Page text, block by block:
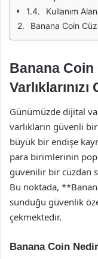
Kullanım
Banana Coin
Banana Coin
Günümüzde dijital
varlıkların güvenli
büyük bir endişe
para birimlerinin
güvenilir bir cüzdan
Bu noktada,
sunduğu güvenlik
çekmektedir.
Banana Coin